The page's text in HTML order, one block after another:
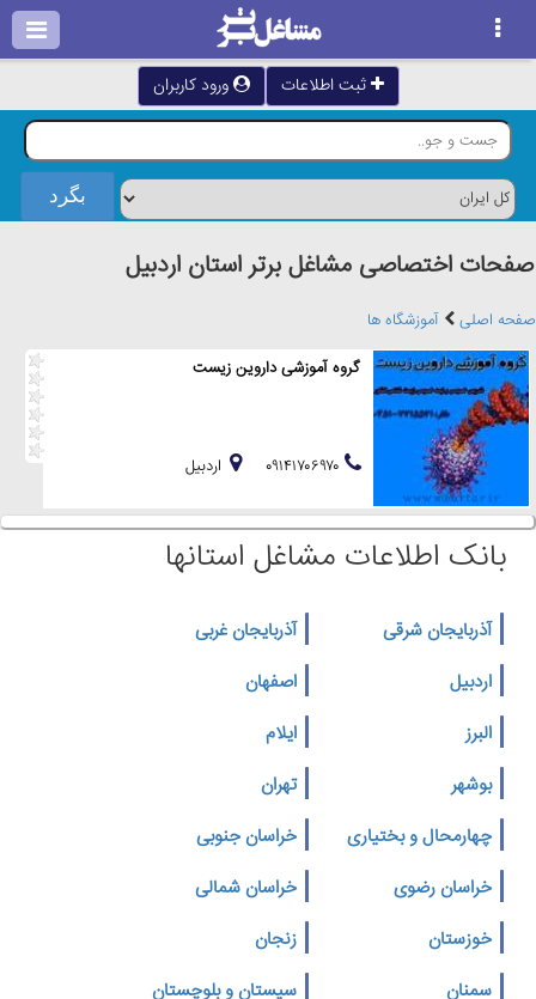
ثبت اطلاعات ورود کاربران
صفحات اختصاصی مشاغل برتر استان اردبيل
صفحه اصلی
آموزشگاه ها
گروه آموزشی داروین زیست
اردبيل
بانک اطلاعات مشاغل استانها
آذربایجان شرقی
آذربایجان غربی
اردبیل
اصفهان
البرز
ایلام
بوشهر
تهران
چهارمحال و بختیاری
خراسان جنوبی
خراسان رضوی
خراسان شمالی
خوزستان
زنجان
سمنان
سیستان و بلوچستان